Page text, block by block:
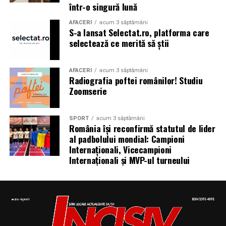
Aniversări – Comemorări
– Sf. Ioan Maria Vianney, preot (Calendarul Romano-
Catolic 2026)
– 1807: S-a născut Constantin Lecca, pictor, tipograf,
editor, scriitor, traducător şi profesor; ctitorul primei
Oltenia, „Mozaicul” (3.X.1838-25.IX.1839); s-a remarcat
în domeniul portretisticii, al picturii religioase (în stil
occidental) şi al picturii cu tematică istorică; participant
la Revoluţia Română din 1848 (m. 1887)
într-o singură lună
AFACERI acum 3 săptămâni
S-a lansat Selectat.ro, platforma care
selectează ce merită să știi
AFACERI acum 3 săptămâni
Radiografia poftei românilor! Studiu
Zoomserie
SPORT acum 3 săptămâni
România își reconfirmă statutul de lider
al padbolului mondial: Campioni
Internaționali, Vicecampioni
Internaționali și MVP-ul turneului